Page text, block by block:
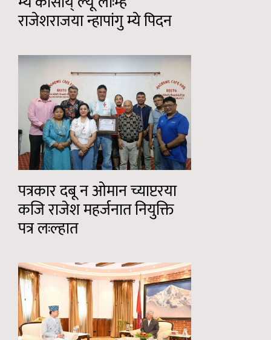
राजेशराजया न्हापांगु म्ये पिदन
पत्रकार दबू न ओमान च्याप्टरया
कजि राजेश महर्जनात नियुक्ति
पत्र लःल्हात